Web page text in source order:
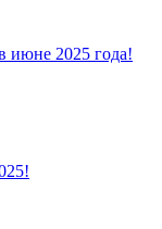
июне 2025 года!